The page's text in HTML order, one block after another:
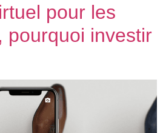
pour les
pourquoi investir